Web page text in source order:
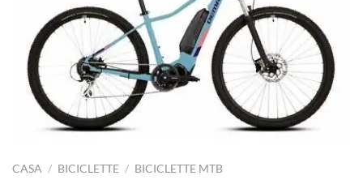
CASA / BICICLETTE / BICICLETTE MTB